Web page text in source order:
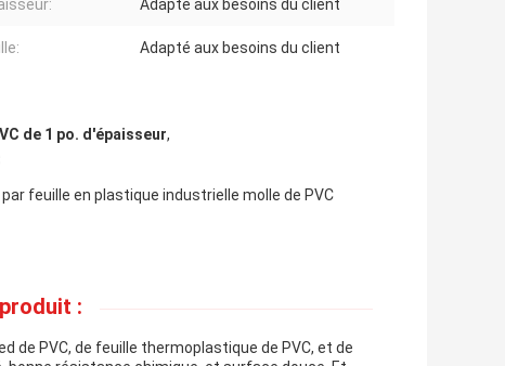
Adapté aux besoins du client
Adapté aux besoins du client
de 1 po. d'épaisseur,
feuille en plastique industrielle molle de PVC
:
de PVC, de feuille thermoplastique de PVC, et de